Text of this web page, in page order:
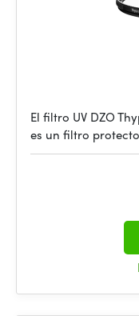
El filtro UV DZO
es un filtro